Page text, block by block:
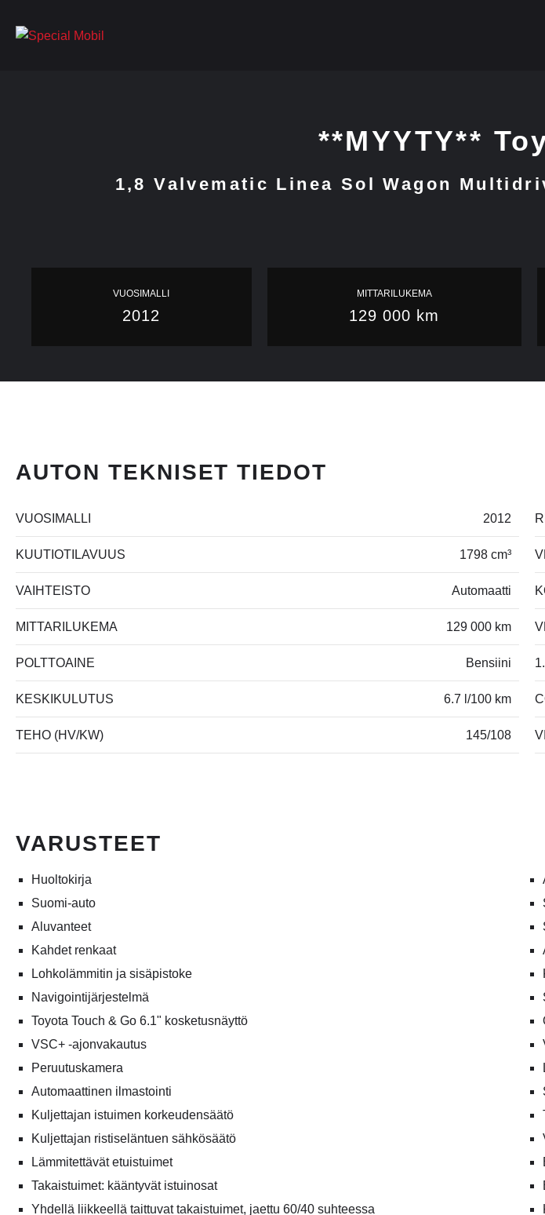
**MYYTY**
1,8 Valvematic Linea Sol Wagon
VUOSIMALLI
2012
MITTARILUKEMA
129 000 km
AUTON TEKNISET TIEDOT
VUOSIMALLI 2012
KUUTIOTILAVUUS 1798 cm³
VAIHTEISTO Automaatti
MITTARILUKEMA 129 000 km
POLTTOAINE Bensiini
KESKIKULUTUS 6.7 l/100 km
TEHO (HV/KW) 145/108
VARUSTEET
Huoltokirja
Suomi-auto
Aluvanteet
Kahdet renkaat
Lohkolämmitin ja sisäpistoke
Navigointijärjestelmä
Toyota Touch & Go 6.1" kosketusnäyttö
VSC+ -ajonvakautus
Peruutuskamera
Automaattinen ilmastointi
Kuljettajan istuimen korkeudensäätö
Kuljettajan ristiseläntuen sähkösäätö
Lämmitettävät etuistuimet
Takaistuimet: kääntyvät istuinosat
Yhdellä liikkeellä taittuvat takaistuimet, jaettu 60/40 suhteessa